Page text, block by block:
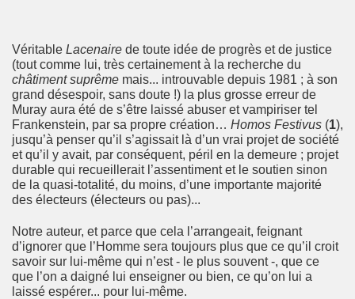
Véritable Lacenaire de toute idée de progrès et de justice
(tout comme lui, très certainement à la recherche du
châtiment suprême mais... introuvable depuis 1981 ; à son
grand désespoir, sans doute !) la plus grosse erreur de
Muray aura été de s’être laissé abuser et vampiriser tel
Frankenstein, par sa propre création… Homos Festivus (1),
jusqu’à penser qu’il s’agissait là d’un vrai projet de société
et qu’il y avait, par conséquent, péril en la demeure ; projet
durable qui recueillerait l’assentiment et le soutien sinon
de la quasi-totalité, du moins, d’une importante majorité
des électeurs (électeurs ou pas)...
Notre auteur, et parce que cela l’arrangeait, feignant
d’ignorer que l’Homme sera toujours plus que ce qu’il croit
savoir sur lui-même qui n’est - le plus souvent -, que ce
que l’on a daigné lui enseigner ou bien, ce qu’on lui a
laissé espérer... pour lui-même.